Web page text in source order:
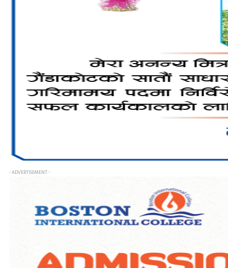
- ADVERTISEMENT -